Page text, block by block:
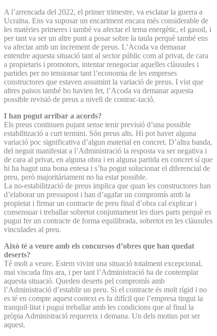
A l’arrencada del 2022, el primer trimestre, va esclatar la guerra a
Ucraïna. Ens va suposar un encariment encara més considerable de
les matèries primeres i també va afectar el tema energètic, el gasoil, i
per tant va ser un altre punt a posar sobre la taula perquè també ens
va afectar amb un increment de preus. L’Acoda va demanar
entendre aquesta situació tant al sector públic com al privat, de cara
a propietaris i promotors, intentar renegociar aquelles clàusules i
partides per no tensionar tant l’economia de les empreses
constructores que estaven assumint la variació de preus. I vist que
altres països també ho havien fet, l’Acoda va demanar aquesta
possible revisió de preus a nivell de contrac-tació.
I han pogut arribar a acords?
Els preus continuen pujant sense tenir previsió d’una possible
estabilització a curt termini. Són preus alts. Hi pot haver alguna
variació poc significativa d’algun material en concret. D’altra banda,
del neguit manifestat a l’Administració la resposta va ser negativa i
de cara al privat, en alguna obra i en alguna partida en concret sí que
hi ha hagut una bona entesa i s’ha pogut solucionar el diferencial de
preu, però majoritàriament no ha estat possible.
La no-estabilització de preus implica que quan les constructores han
d’elaborar un pressupost i han d’agafar un compromís amb la
propietat i firmar un contracte de preu final d’obra cal explicar i
consensuar i treballar sobretot conjuntament les dues parts perquè es
pugui fer un contracte de forma equilibrada, sobretot en les clàusules
vinculades al preu.
Això té a veure amb els concursos d’obres que han quedat
deserts?
Té molt a veure. Estem vivint una situació totalment excepcional,
mai viscuda fins ara, i per tant l’Administració ha de contemplar
aquesta situació. Queden deserts pel compromís amb
l’Administració d’establir un preu. Si el contracte és molt rígid i no
es té en compte aquest context es fa difícil que l’empresa tingui la
tranquil·litat i pugui treballar amb les condicions que al final la
pròpia Administració requereix i demana. Un dels motius pot ser
aquest.